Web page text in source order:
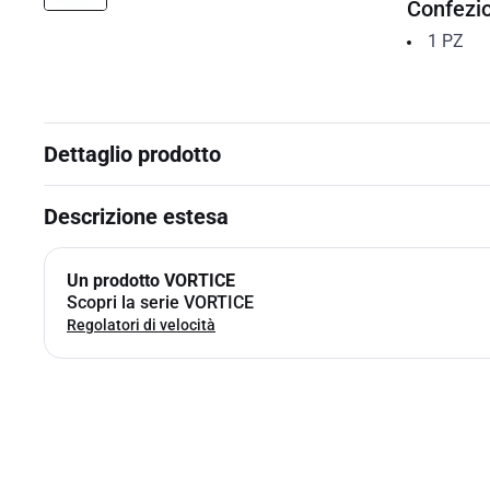
1 PZ
Dettaglio prodotto
Descrizione estesa
Un prodotto VORTICE
Scopri la serie VORTICE
Regolatori di velocità